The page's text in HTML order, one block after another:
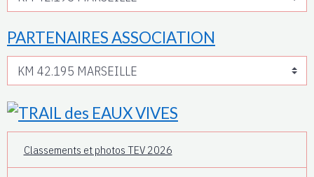
PARTENAIRES ASSOCIATION
Classements et photos TEV 2026